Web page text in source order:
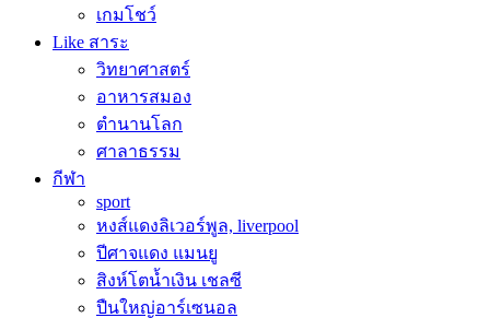
เกมโชว์
Like สาระ
วิทยาศาสตร์
อาหารสมอง
ตำนานโลก
ศาลาธรรม
กีฬา
sport
หงส์แดงลิเวอร์พูล, liverpool
ปีศาจแดง แมนยู
สิงห์โตน้ำเงิน เชลซี
ปืนใหญ่อาร์เซนอล